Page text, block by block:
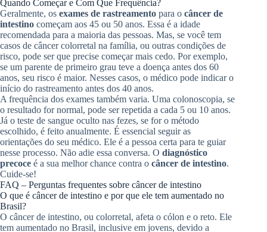
Quando Começar e Com Que Frequência?
Geralmente, os exames de rastreamento para o câncer de
intestino começam aos 45 ou 50 anos. Essa é a idade
recomendada para a maioria das pessoas. Mas, se você tem
casos de câncer colorretal na família, ou outras condições de
risco, pode ser que precise começar mais cedo. Por exemplo,
se um parente de primeiro grau teve a doença antes dos 60
anos, seu risco é maior. Nesses casos, o médico pode indicar o
início do rastreamento antes dos 40 anos.
A frequência dos exames também varia. Uma colonoscopia, se
o resultado for normal, pode ser repetida a cada 5 ou 10 anos.
Já o teste de sangue oculto nas fezes, se for o método
escolhido, é feito anualmente. É essencial seguir as
orientações do seu médico. Ele é a pessoa certa para te guiar
nesse processo. Não adie essa conversa. O diagnóstico
precoce é a sua melhor chance contra o câncer de intestino.
Cuide-se!
FAQ – Perguntas frequentes sobre câncer de intestino
O que é câncer de intestino e por que ele tem aumentado no
Brasil?
O câncer de intestino, ou colorretal, afeta o cólon e o reto. Ele
tem aumentado no Brasil, inclusive em jovens, devido a